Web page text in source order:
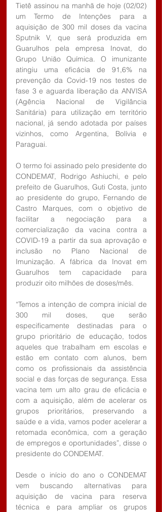
Tietê assinou na manhã de hoje (02/02)
um Termo de Intenções para a
aquisição de 300 mil doses da vacina
Sputnik V, que será produzida em
Guarulhos pela empresa Inovat, do
Grupo União Química. O imunizante
atingiu uma eficácia de 91,6% na
prevenção da Covid-19 nos testes de
fase 3 e aguarda liberação da ANVISA
(Agência Nacional de Vigilância
Sanitária) para utilização em território
nacional, já sendo adotada por países
vizinhos, como Argentina, Bolívia e
Paraguai.
O termo foi assinado pelo presidente do
CONDEMAT, Rodrigo Ashiuchi, e pelo
prefeito de Guarulhos, Guti Costa, junto
ao presidente do grupo, Fernando de
Castro Marques, com o objetivo de
facilitar a negociação para a
comercialização da vacina contra a
COVID-19 a partir da sua aprovação e
inclusão no Plano Nacional de
Imunização. A fábrica da Inovat em
Guarulhos tem capacidade para
produzir oito milhões de doses/mês.
“Temos a intenção de compra inicial de
300 mil doses, que serão
especificamente destinadas para o
grupo prioritário de educação, todos
aqueles que trabalham em escolas e
estão em contato com alunos, bem
como os profissionais da assistência
social e das forças de segurança. Essa
vacina tem um alto grau de eficácia e
com a aquisição, além de acelerar os
grupos prioritários, preservando a
saúde e a vida, vamos poder acelerar a
retomada econômica, com a geração
de empregos e oportunidades”, disse o
presidente do CONDEMAT.
Desde o início do ano o CONDEMAT
vem buscando alternativas para
aquisição de vacina para reserva
técnica e para ampliar os grupos